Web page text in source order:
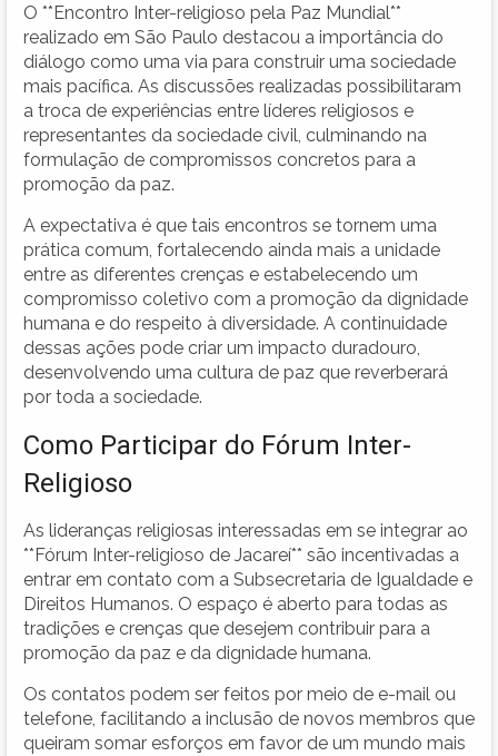
O **Encontro Inter-religioso pela Paz Mundial**
realizado em São Paulo destacou a importância do
diálogo como uma via para construir uma sociedade
mais pacífica. As discussões realizadas possibilitaram
a troca de experiências entre líderes religiosos e
representantes da sociedade civil, culminando na
formulação de compromissos concretos para a
promoção da paz.
A expectativa é que tais encontros se tornem uma
prática comum, fortalecendo ainda mais a unidade
entre as diferentes crenças e estabelecendo um
compromisso coletivo com a promoção da dignidade
humana e do respeito à diversidade. A continuidade
dessas ações pode criar um impacto duradouro,
desenvolvendo uma cultura de paz que reverberará
por toda a sociedade.
Como Participar do Fórum Inter-
Religioso
As lideranças religiosas interessadas em se integrar ao
**Fórum Inter-religioso de Jacareí** são incentivadas a
entrar em contato com a Subsecretaria de Igualdade e
Direitos Humanos. O espaço é aberto para todas as
tradições e crenças que desejem contribuir para a
promoção da paz e da dignidade humana.
Os contatos podem ser feitos por meio de e-mail ou
telefone, facilitando a inclusão de novos membros que
queiram somar esforços em favor de um mundo mais